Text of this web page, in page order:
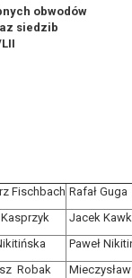
obwodów
siedzib
Fischbach Rafał Guga
Jacek
Paweł
Robak